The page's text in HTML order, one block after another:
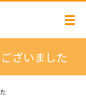
メ
ざいました